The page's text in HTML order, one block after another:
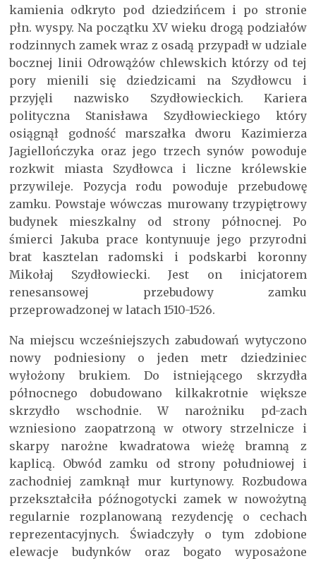
kamienia odkryto pod dziedzińcem i po stronie
płn. wyspy. Na początku XV wieku drogą podziałów
rodzinnych zamek wraz z osadą przypadł w udziale
bocznej linii Odrowążów chlewskich którzy od tej
pory mienili się dziedzicami na Szydłowcu i
przyjęli nazwisko Szydłowieckich. Kariera
polityczna Stanisława Szydłowieckiego który
osiągnął godność marszałka dworu Kazimierza
Jagiellończyka oraz jego trzech synów powoduje
rozkwit miasta Szydłowca i liczne królewskie
przywileje. Pozycja rodu powoduje przebudowę
zamku. Powstaje wówczas murowany trzypiętrowy
budynek mieszkalny od strony północnej. Po
śmierci Jakuba prace kontynuuje jego przyrodni
brat kasztelan radomski i podskarbi koronny
Mikołaj Szydłowiecki. Jest on inicjatorem
renesansowej przebudowy zamku
przeprowadzonej w latach 1510-1526.
Na miejscu wcześniejszych zabudowań wytyczono
nowy podniesiony o jeden metr dziedziniec
wyłożony brukiem. Do istniejącego skrzydła
północnego dobudowano kilkakrotnie większe
skrzydło wschodnie. W narożniku pd-zach
wzniesiono zaopatrzoną w otwory strzelnicze i
skarpy narożne kwadratowa wieżę bramną z
kaplicą. Obwód zamku od strony południowej i
zachodniej zamknął mur kurtynowy. Rozbudowa
przekształciła późnogotycki zamek w nowożytną
regularnie rozplanowaną rezydencję o cechach
reprezentacyjnych. Świadczyły o tym zdobione
elewacje budynków oraz bogato wyposażone